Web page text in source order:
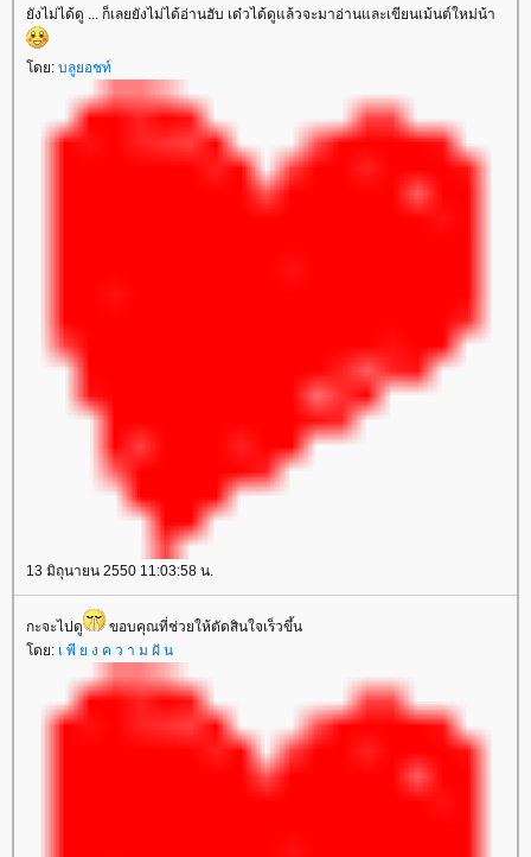
ังไม่ได้ดู ... ก็เลยยังไม่ได้อ่านฮับ เด๋วได้ดูแล้วจะมาอ่านและเขียนเม้นต์ใหม่น้า
ดย: บลูยอชท์
13 มิถุนายน 2550 11:03:58 น.
กะจะไปดู
ขอบคุณที่ช่วยให้ตัดสินใจเร็วขึ้น
ดย: เ พี ย ง ค ว า ม ฝั น